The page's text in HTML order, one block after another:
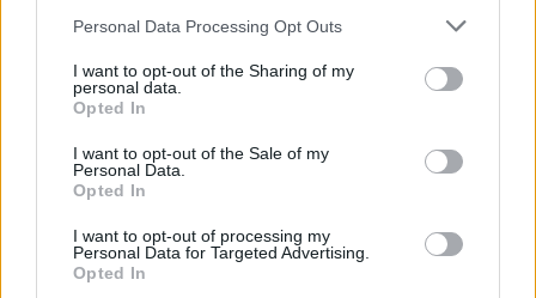
Personal Data Processing Opt Outs
I want to opt-out of the Sharing of my
personal data.
Opted In
I want to opt-out of the Sale of my
Personal Data.
Opted In
I want to opt-out of processing my
Personal Data for Targeted Advertising.
Opted In
sguardo puoi sbloccare il tuo telefono e accedere in modo facile e
veloce. Grazie alla funzione NFC potrai pagare con un solo tocco del
telefono.
Batteria
La batteria da 4500 mAh con risparmio energetico intelligente
supporta la fast charging da 22.5 W per ricaricare il tuo telefono in
poco tempo.